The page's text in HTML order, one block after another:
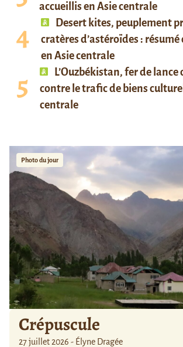
accueillis en Asie centrale
Desert kites, peuplement
cratères d’astéroïdes : résumé
en Asie centrale
L’Ouzbékistan, fer de
contre le trafic de biens
centrale
Photo du jour
Crépuscule
27 juillet 2026 - Élyne Dragée